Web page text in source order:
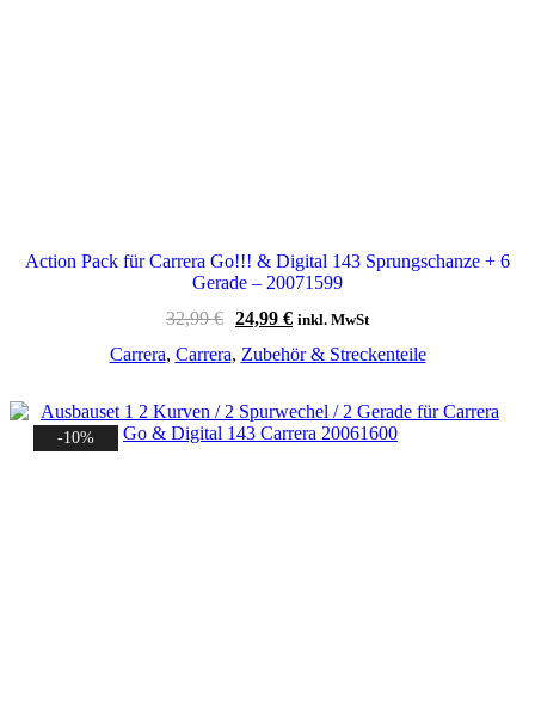
Action Pack für Carrera Go!!! & Digital 143 Sprungschanze + 6
Gerade – 20071599
32,99€ Ursprünglicher
war:
24,99 €Aktueller
ist:
inkl. MwSt
Carrera, Carrera, Zubehör & Streckenteile
-10%